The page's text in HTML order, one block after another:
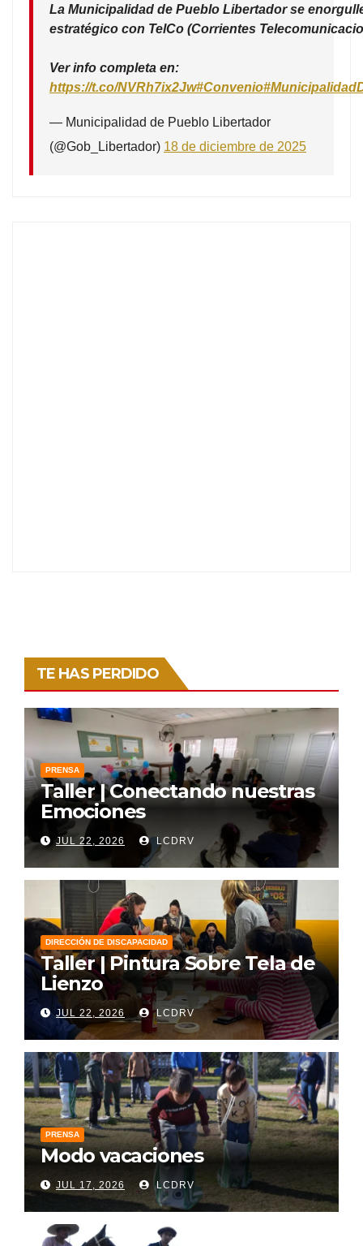
La Municipalidad de Pueblo Libertador se
estratégico con TelCo (Corrientes
Ver info completa en:
https://t.co/NVRh7ix2Jw#Convenio
— Municipalidad de Pueblo Libertador
(@Gob_Libertador) 18 de diciembre de 2025
TE HAS PERDIDO
PRENSA
Taller | Conectando nuestras
Emociones
JUL 22, 2026 LCDRV
DIRECCIÓN DE DISCAPACIDAD
Taller | Pintura Sobre Tela de
Lienzo
JUL 22, 2026 LCDRV
PRENSA
Modo vacaciones
JUL 17, 2026 LCDRV